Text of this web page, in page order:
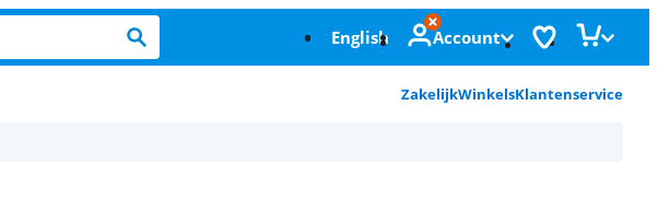
English Account
ZakelijkWinkelsKlantenservice